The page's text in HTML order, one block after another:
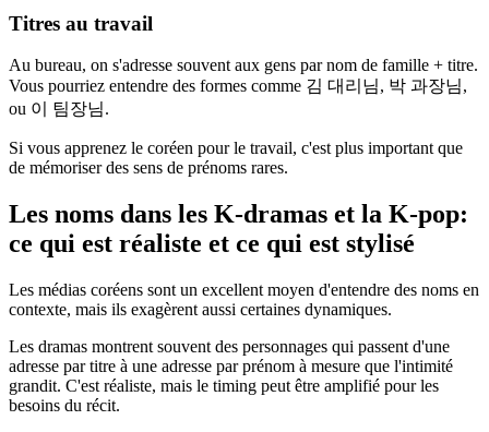
Titres au travail
Au bureau, on s'adresse souvent aux gens par nom de famille + titre.
Vous pourriez entendre des formes comme 김 대리님, 박 과장님,
ou 이 팀장님.
Si vous apprenez le coréen pour le travail, c'est plus important que
de mémoriser des sens de prénoms rares.
Les noms dans les K-dramas et la K-pop:
ce qui est réaliste et ce qui est stylisé
Les médias coréens sont un excellent moyen d'entendre des noms en
contexte, mais ils exagèrent aussi certaines dynamiques.
Les dramas montrent souvent des personnages qui passent d'une
adresse par titre à une adresse par prénom à mesure que l'intimité
grandit. C'est réaliste, mais le timing peut être amplifié pour les
besoins du récit.